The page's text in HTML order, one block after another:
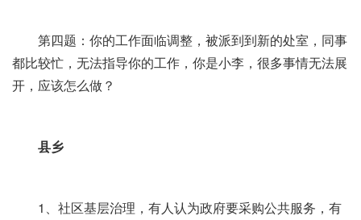
第四题：你的工作面临调整，被派到到新的处室，同事
都比较忙，无法指导你的工作，你是小李，很多事情无法展
开，应该怎么做？
县乡
1、社区基层治理，有人认为政府要采购公共服务，有